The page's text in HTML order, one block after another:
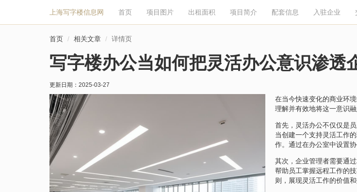
上海写字楼信息网 首页 项目图片 出租面积 项目简介 配套信息 入驻企业
首页 相关文章 详情页
写字楼办公当如何把灵活办公意识渗透
更新日期： 2025-03-27
在当今快速变化的商业环
理解并有效地将这一意识
首先，灵活办公不仅仅是
当创建一个支持灵活工作
作。通过在办公室中设置
其次，企业管理者需要通
帮助员工掌握远程工作的
则，展现灵活工作的价值